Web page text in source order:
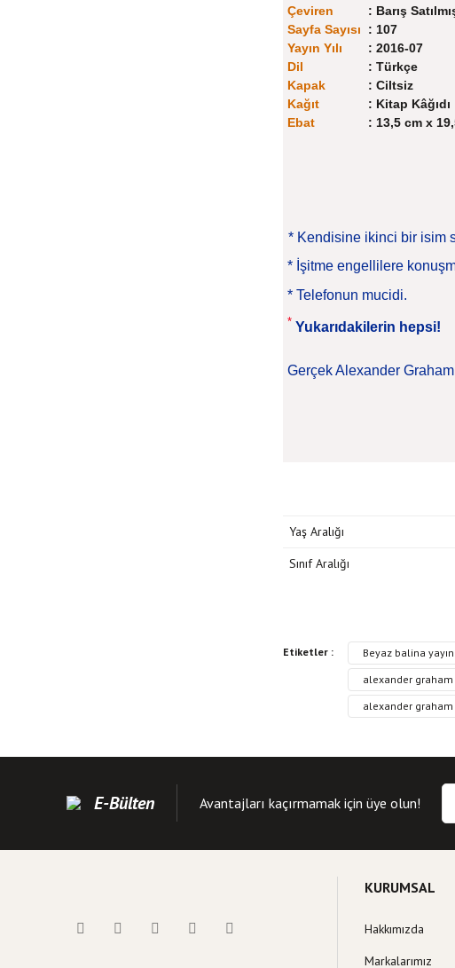
Çeviren
: Barış
Sayfa Sayısı
: 107
Yayın Yılı
: 2016-07
Dil
: Türkçe
Kapak
: Ciltsiz
Kağıt
: Kitap Kâğıdı
Ebat
: 13,5 cm x
* Kendisine ikinci bir isim
* İşitme engellilere
* Telefonun mucidi.
* Yu karıdakilerin hepsi!
Gerçek Alexander
Yaş Aralığı
Sınıf Aralığı
Bu kitabın fiyat bilgisi, resim,
Görüş ve önerileriniz için teşekkür
Kitap resmi kalitesiz, bozuk
Kitap bilgilerinde hatalar
Kitap fiyatı diğer sitelerden
Bu kitaba benzer farklı
Etiketler : Beyaz balina
alexander graham
alexander
E-Bülten Avantajları kaçırmamak için üye olun!
KURUMSAL
Hakkımızda
Markalarımız